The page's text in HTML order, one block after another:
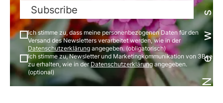
Subscribe
Ich stimme zu, dass meine personenbezogenen Daten für den
Versand des Newsletters verarbeitet werden, wie in der
Datenschutzerklärung angegeben. (obligatorisch)
Ich stimme zu, Newsletter und Marketingkommunikation von 3Bee
zu erhalten, wie in derDatenschutzerklärungangegeben.
(optional)